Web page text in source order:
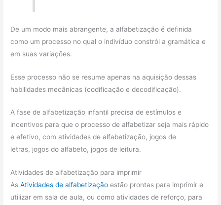
De um modo mais abrangente, a alfabetização é definida
como um processo no qual o indivíduo constrói a gramática e
em suas variações.
Esse processo não se resume apenas na aquisição dessas
habilidades mecânicas (codificação e decodificação).
A fase de alfabetização infantil precisa de estímulos e
incentivos para que o processo de alfabetizar seja mais rápido
e efetivo, com atividades de alfabetização, jogos de
letras, jogos do alfabeto, jogos de leitura.
Atividades de alfabetização para imprimir
AsAtividades de alfabetização estão prontas para imprimir e
utilizar em sala de aula, ou como atividades de reforço, para